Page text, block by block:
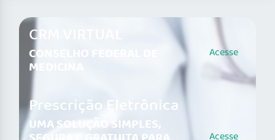
CRM VIRTUAL
CONSELHO FEDERAL DE
MEDICINA
Acesse
Prescrição Eletrônica
UMA SOLUÇÃO SIMPLES,
Acesse